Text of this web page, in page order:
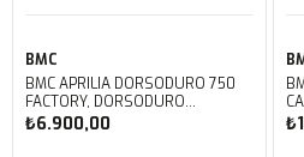
BMC
BMC APRILIA DORSODURO 750
FACTORY, DORSODURO
900, SHIVER 750 GT, SHIVER
750 KUTU İÇİ PERFORMANS
₺6.900,00